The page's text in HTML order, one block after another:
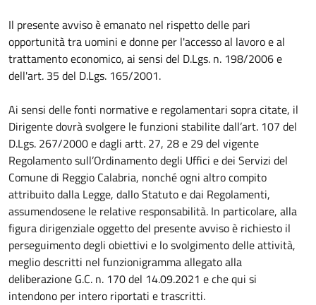
Il presente avviso è emanato nel rispetto delle pari
opportunità tra uomini e donne per l'accesso al lavoro e al
trattamento economico, ai sensi del D.Lgs. n. 198/2006 e
dell'art. 35 del D.Lgs. 165/2001.
Ai sensi delle fonti normative e regolamentari sopra citate, il
Dirigente dovrà svolgere le funzioni stabilite dall’art. 107 del
D.Lgs. 267/2000 e dagli artt. 27, 28 e 29 del vigente
Regolamento sull’Ordinamento degli Uffici e dei Servizi del
Comune di Reggio Calabria, nonché ogni altro compito
attribuito dalla Legge, dallo Statuto e dai Regolamenti,
assumendosene le relative responsabilità. In particolare, alla
figura dirigenziale oggetto del presente avviso è richiesto il
perseguimento degli obiettivi e lo svolgimento delle attività,
meglio descritti nel funzionigramma allegato alla
deliberazione G.C. n. 170 del 14.09.2021 e che qui si
intendono per intero riportati e trascritti.